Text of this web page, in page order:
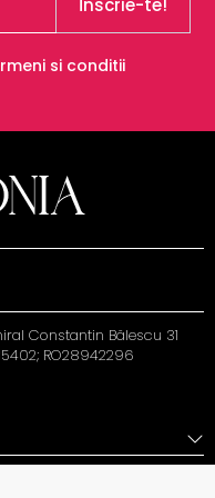
Înscrie-te!
si conditii
Constantin Bălescu 31
RO28942296